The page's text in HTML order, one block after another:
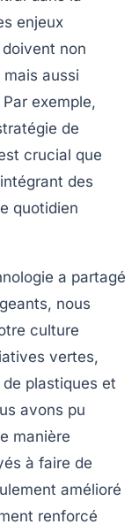
enjeux
non
aussi
exemple,
de
crucial que
des
quotidien
a partagé
nous
culture
vertes,
plastiques et
avons pu
manière
à faire de
amélioré
renforcé